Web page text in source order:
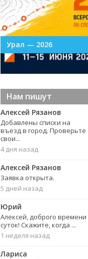
Урал — 2026
Нам пишут
Алексей Рязанов
Добавлены списки на
въезд в город. Проверьте
свои...
4 дня назад
Алексей Рязанов
Заявка открыта.
5 дней назад
Юрий
Алексей, доброго времени
суток! Скажите, когда ...
1 неделя назад
Лариса